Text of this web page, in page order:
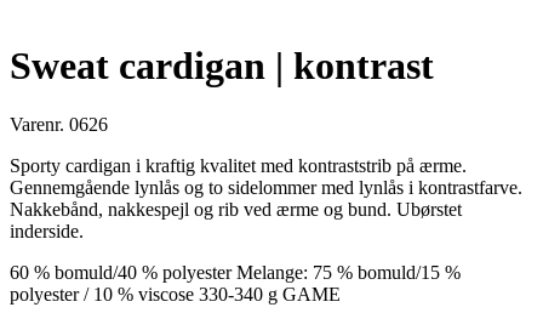
Sweat cardigan | kontrast
Varenr. 0626
Sporty cardigan i kraftig kvalitet med kontraststrib på ærme.
Gennemgående lynlås og to sidelommer med lynlås i kontrastfarve.
Nakkebånd, nakkespejl og rib ved ærme og bund. Ubørstet
inderside.
60 % bomuld/40 % polyester Melange: 75 % bomuld/15 %
polyester / 10 % viscose 330-340 g GAME